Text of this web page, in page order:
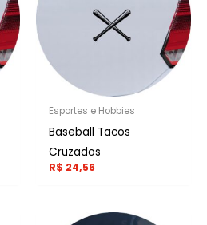
Esportes e Hobbies
Baseball Tacos
Cruzados
R$ 24,56